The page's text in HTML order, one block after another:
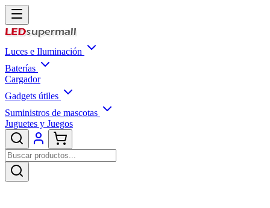
Luces e Iluminación
Baterías
Cargador
Gadgets útiles
Suministros de mascotas
Juguetes y Juegos